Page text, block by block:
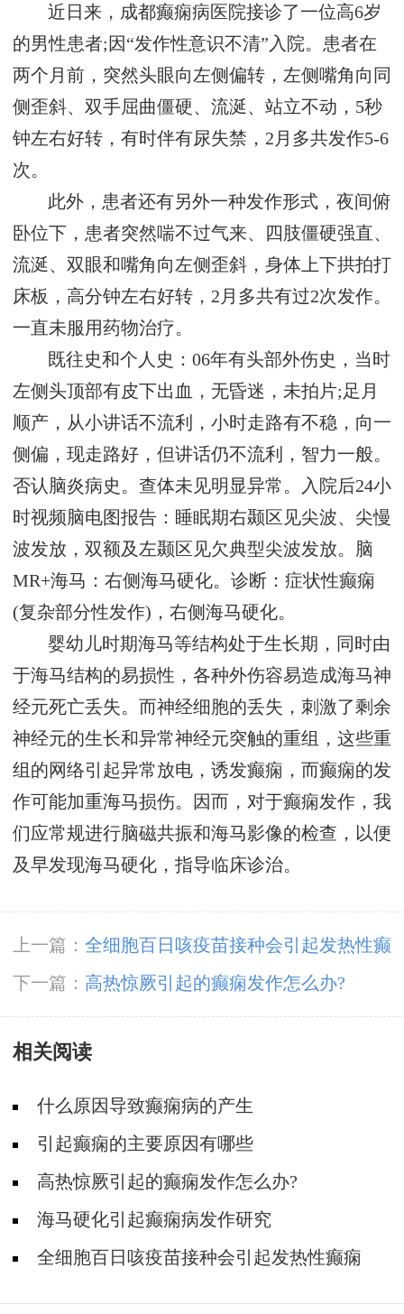
近日来，成都癫痫病医院接诊了一位高6岁
的男性患者;因“发作性意识不清”入院。患者在
两个月前，突然头眼向左侧偏转，左侧嘴角向同
侧歪斜、双手屈曲僵硬、流涎、站立不动，5秒
钟左右好转，有时伴有尿失禁，2月多共发作5-6
次。
此外，患者还有另外一种发作形式，夜间俯
卧位下，患者突然喘不过气来、四肢僵硬强直、
流涎、双眼和嘴角向左侧歪斜，身体上下拱拍打
床板，高分钟左右好转，2月多共有过2次发作。
一直未服用药物治疗。
既往史和个人史：06年有头部外伤史，当时
左侧头顶部有皮下出血，无昏迷，未拍片;足月
顺产，从小讲话不流利，小时走路有不稳，向一
侧偏，现走路好，但讲话仍不流利，智力一般。
否认脑炎病史。查体未见明显异常。入院后24小
时视频脑电图报告：睡眠期右颞区见尖波、尖慢
波发放，双额及左颞区见欠典型尖波发放。脑
MR+海马：右侧海马硬化。诊断：症状性癫痫
(复杂部分性发作)，右侧海马硬化。
婴幼儿时期海马等结构处于生长期，同时由
于海马结构的易损性，各种外伤容易造成海马神
经元死亡丢失。而神经细胞的丢失，刺激了剩余
神经元的生长和异常神经元突触的重组，这些重
组的网络引起异常放电，诱发癫痫，而癫痫的发
作可能加重海马损伤。因而，对于癫痫发作，我
们应常规进行脑磁共振和海马影像的检查，以便
及早发现海马硬化，指导临床诊治。
上一篇： 全细胞百日咳疫苗接种会引起发热性癫
痫
下一篇： 高热惊厥引起的癫痫发作怎么办?
相关阅读
什么原因导致癫痫病的产生
引起癫痫的主要原因有哪些
高热惊厥引起的癫痫发作怎么办?
海马硬化引起癫痫病发作研究
全细胞百日咳疫苗接种会引起发热性癫痫